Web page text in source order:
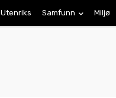
Utenriks Samfunn Miljø